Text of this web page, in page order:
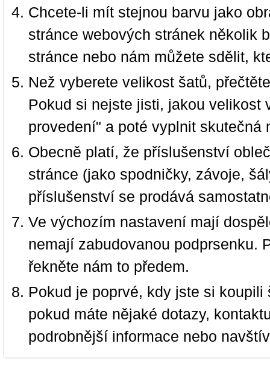
Chcete-li mít stejnou barvu jako
stránce webových stránek několik
stránce nebo nám můžete sdělit,
Než vyberete velikost šatů,
Pokud si nejste jisti, jakou velikost
provedení" a poté vyplnit
Obecně platí, že příslušenství
stránce (jako spodničky, závoje,
příslušenství se prodává
Ve výchozím nastavení mají
nemají zabudovanou podprsenku.
řekněte nám to předem.
Pokud je poprvé, kdy jste si
pokud máte nějaké dotazy,
podrobnější informace nebo